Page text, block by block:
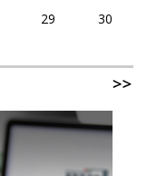
29
30